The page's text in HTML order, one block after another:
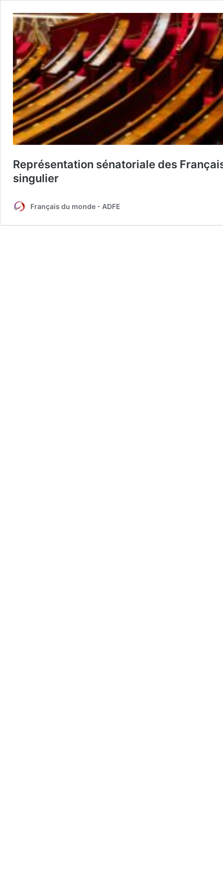
Représentation sénatoriale des
singulier
Français du monde - ADFE